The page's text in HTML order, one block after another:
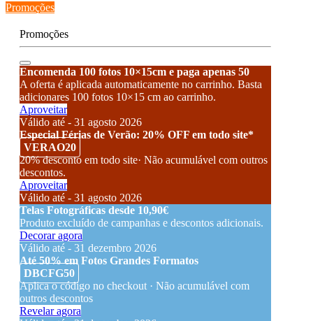
Promoções
Promoções
Encomenda 100 fotos 10×15cm e paga apenas 50
A oferta é aplicada automaticamente no carrinho. Basta
adicionares 100 fotos 10×15 cm ao carrinho.
Aproveitar
Válido até - 31 agosto 2026
Especial Férias de Verão: 20% OFF em todo site*
VERAO20
20% desconto em todo site· Não acumulável com outros
descontos.
Aproveitar
Válido até - 31 agosto 2026
Telas Fotográficas desde 10,90€
Produto excluído de campanhas e descontos adicionais.
Decorar agora
Válido até - 31 dezembro 2026
Até 50% em Fotos Grandes Formatos
DBCFG50
Aplica o código no checkout · Não acumulável com
outros descontos
Revelar agora